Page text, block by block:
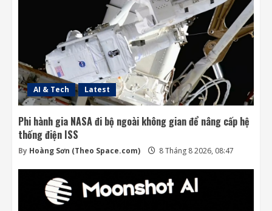
AI & Tech Latest
Phi hành gia NASA đi bộ ngoài không gian để nâng cấp hệ
thống điện ISS
By Hoàng Sơn (Theo Space.com) 8 Tháng 8 2026, 08:47